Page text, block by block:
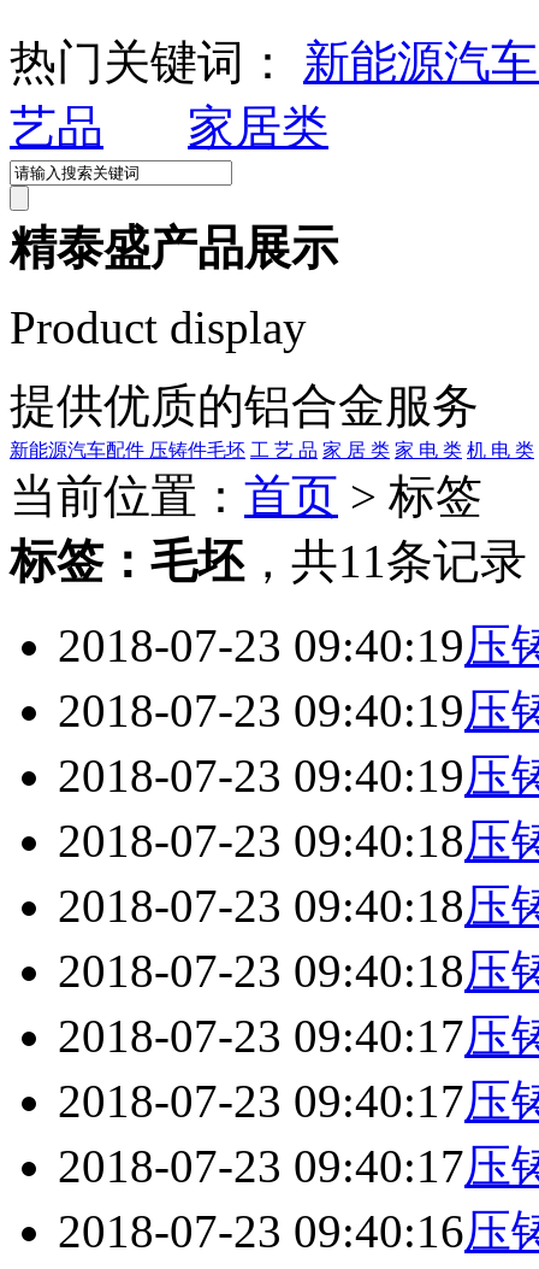
热门关键词：
新能源汽
艺品
家居类
精泰盛产品展示
Product display
提供优质的铝合金服务
新能源汽车配件 压铸件毛坯 工 艺 品 家 居 类 家 电 类 机 电 类
当前位置： 首页 > 标签
标签： 毛坯， 共11条记录
2018-07-23 09:40:19压
2018-07-23 09:40:19压
2018-07-23 09:40:19压
2018-07-23 09:40:18压
2018-07-23 09:40:18压
2018-07-23 09:40:18压
2018-07-23 09:40:17压
2018-07-23 09:40:17压
2018-07-23 09:40:17压
2018-07-23 09:40:16压